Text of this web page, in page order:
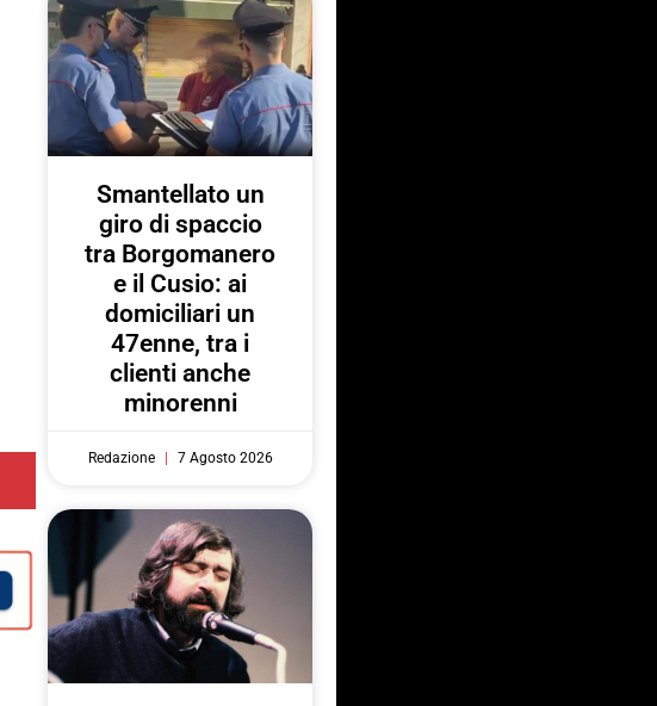
Smantellato un
giro di spaccio
tra Borgomanero
e il Cusio: ai
domiciliari un
47enne, tra i
clienti anche
minorenni
Redazione 7 Agosto 2026